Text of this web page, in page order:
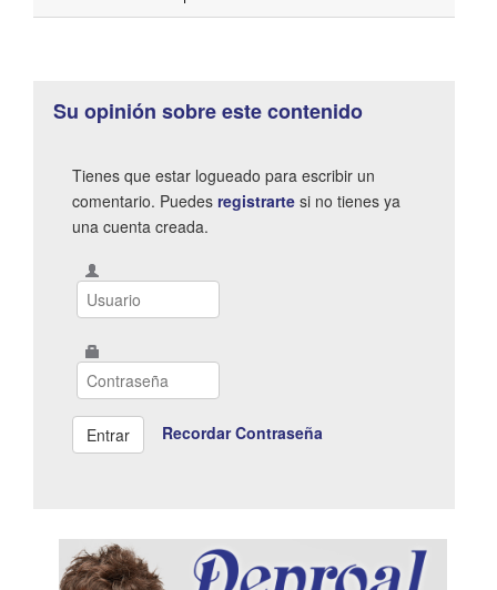
Su opinión sobre este contenido
Tienes que estar logueado para escribir un
comentario. Puedes registrarte si no tienes ya
una cuenta creada.
Recordar Contraseña